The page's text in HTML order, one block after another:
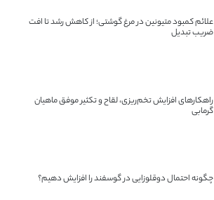
علائم کمبود متیونین در مرغ گوشتی؛ از کاهش رشد تا افت
ضریب تبدیل
راهکارهای افزایش تخم‌ریزی، لقاح و تکثیر موفق ماهیان
گرمابی
چگونه احتمال دوقلوزایی در گوسفند را افزایش دهیم؟